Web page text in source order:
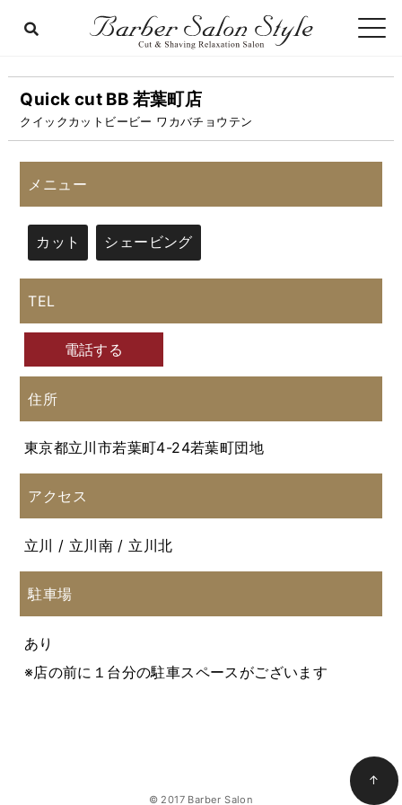
Quick cut BB 若葉町店
クイックカットビービー ワカバチョウテン
メニュー
カット シェービング
TEL
電話する
住所
東京都立川市若葉町4-24若葉町団地
アクセス
立川 / 立川南 / 立川北
駐車場
あり
※店の前に１台分の駐車スペースがございます
© 2017 Barber Salon
↑